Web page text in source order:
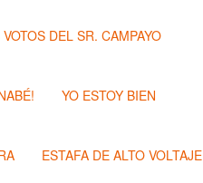
DEL SR. CAMPAYO
YO ESTOY BIEN
ESTAFA DE ALTO VOLTAJE